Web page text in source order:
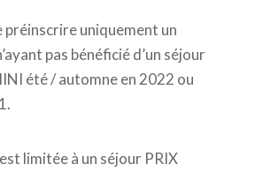
préinscrire uniquement un
pas bénéficié d’un séjour
été / automne en 2022 ou
limitée à un séjour PRIX